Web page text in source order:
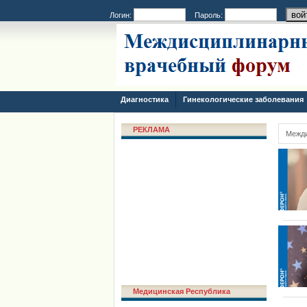
Логин: Пароль:
Диагностика Гинекологические заболевания
РЕКЛАМА
Медицинская Республика